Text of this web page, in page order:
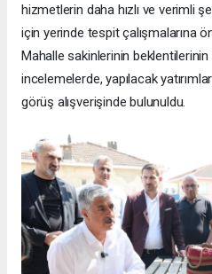
hizmetlerin daha hızlı ve verimli
için yerinde tespit çalışmalarına
Mahalle sakinlerinin beklentilerinin
incelemelerde, yapılacak
görüş alışverişinde bulunuldu.